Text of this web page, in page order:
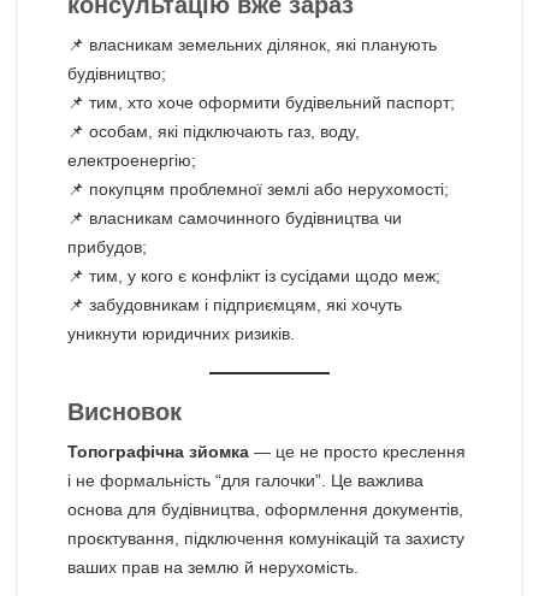
📌 власникам земельних ділянок, які планують
будівництво;
📌 тим, хто хоче оформити будівельний паспорт;
📌 особам, які підключають газ, воду,
електроенергію;
📌 покупцям проблемної землі або нерухомості;
📌 власникам самочинного будівництва чи
прибудов;
📌 тим, у кого є конфлікт із сусідами щодо меж;
📌 забудовникам і підприємцям, які хочуть
уникнути юридичних ризиків.
Висновок
Топографічна зйомка — це не просто креслення
і не формальність “для галочки”. Це важлива
основа для будівництва, оформлення документів,
проєктування, підключення комунікацій та захисту
ваших прав на землю й нерухомість.